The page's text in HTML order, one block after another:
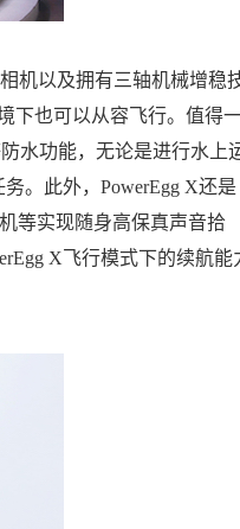
机以及拥有三轴机械增稳
下也可以从容飞行。值得
水功能，无论是进行水上
。此外，PowerEgg X还是
等实现随身高保真声音拾
X飞行模式下的续航能